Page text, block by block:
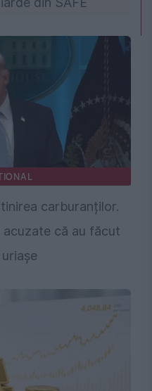
carburanților.
acuzate că au făcut